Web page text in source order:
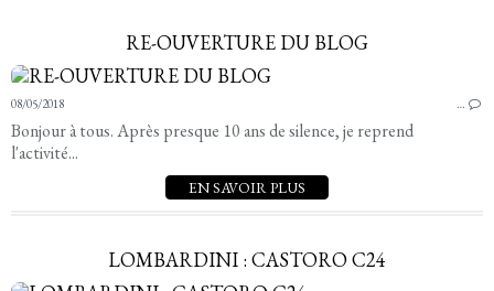
RE-OUVERTURE DU BLOG
08/05/2018 …
Bonjour à tous. Après presque 10 ans de silence, je reprend
l'activité...
EN SAVOIR PLUS
LOMBARDINI : CASTORO C24